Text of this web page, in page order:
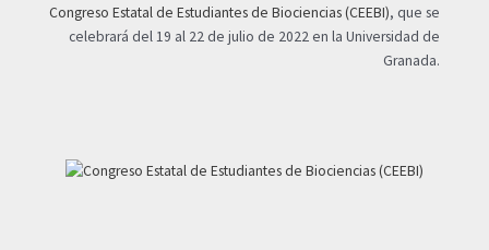
Congreso Estatal de Estudiantes de Biociencias (CEEBI), que se
celebrará del 19 al 22 de julio de 2022 en la Universidad de
Granada.